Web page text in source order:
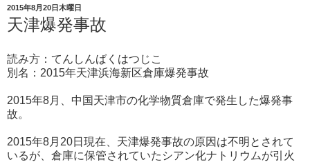
2015年8月20日木曜日
天津爆発事故
読み方：てんしんばくはつじこ
別名：2015年天津浜海新区倉庫爆発事故
2015年8月、中国天津市の化学物質倉庫で発生した爆発事
故。
2015年8月20日現在、天津爆発事故の原因は不明とされて
いるが、倉庫に保管されていたシアン化ナトリウムが引火